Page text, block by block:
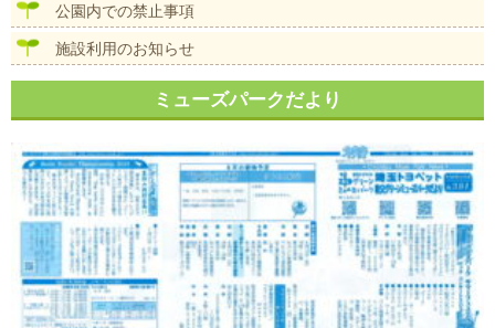
公園内での禁止事項
施設利用のお知らせ
ミューズパークだより